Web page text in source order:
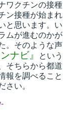
ワクチンの接種
ン接種が始まれ
と思います。い
ムが進むのかが
。そのような声
ナビ』
という
そちらから都道
報を調べること
さい。